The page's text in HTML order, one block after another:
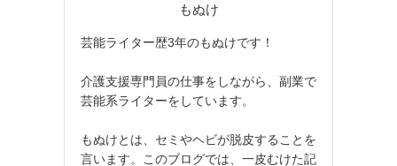
もぬけ
芸能ライター歴3年のもぬけです！
介護支援専門員の仕事をしながら、副業で
芸能系ライターをしています。
もぬけとは、セミやヘビが脱皮することを
言います。このブログでは、一皮むけた記